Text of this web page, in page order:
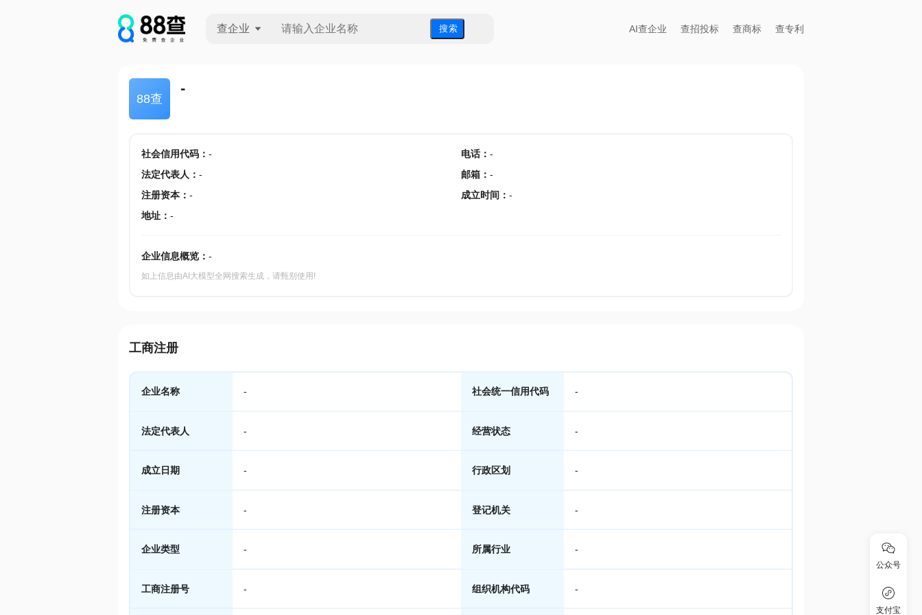
查企业 搜 索 AI查企业 查招投标 查商标 查专利
88查
-
社会信用代码： - 电话： -
法定代表人 ： - 邮箱 ： -
注册资本： - 成立时间 ： -
地址： -
企业信息概览： -
如上信息由AI大模型全网搜索生成，请甄别使用!
工商注册
企业名称 - 社会统一信用代码 -
法定代表人 - 经营状态 -
成立日期 - 行政区划 -
注册资本 - 登记机关 -
企业类型 - 所属行业 -
工商注册号 - 组织机构代码 -
公众号
支付宝